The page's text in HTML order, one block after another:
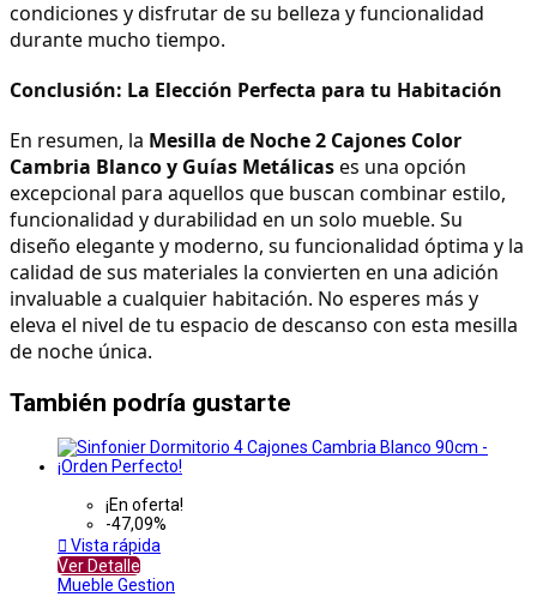
condiciones y disfrutar de su belleza y funcionalidad
durante mucho tiempo.
Conclusión: La Elección Perfecta para tu Habitación
En resumen, la Mesilla de Noche 2 Cajones Color
Cambria Blanco y Guías Metálicas es una opción
excepcional para aquellos que buscan combinar estilo,
funcionalidad y durabilidad en un solo mueble. Su
diseño elegante y moderno, su funcionalidad óptima y la
calidad de sus materiales la convierten en una adición
invaluable a cualquier habitación. No esperes más y
eleva el nivel de tu espacio de descanso con esta mesilla
de noche única.
También podría gustarte
¡En oferta!
-47,09%
 Vista rápida
Ver Detalle
Mueble Gestion